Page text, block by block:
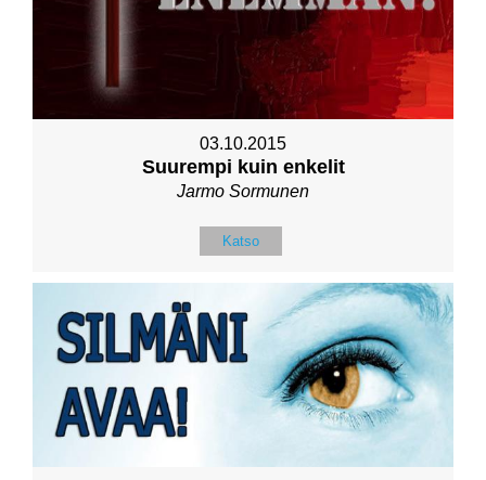
03.10.2015
Suurempi kuin enkelit
Jarmo Sormunen
Katso